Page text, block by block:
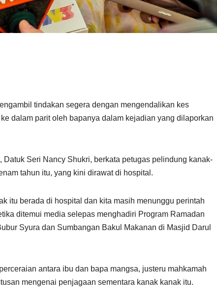
tindakan segera dengan mengendalikan kes
dalam parit oleh bapanya dalam kejadian yang dilaporkan
Seri Nancy Shukri, berkata petugas pelindung kanak-
tahun itu, yang kini dirawat di hospital.
itu berada di hospital dan kita masih menunggu perintah
ditemui media selepas menghadiri Program Ramadan
Syura dan Sumbangan Bakul Makanan di Masjid Darul
antara ibu dan bapa mangsa, justeru mahkamah
mengenai penjagaan sementara kanak kanak itu.